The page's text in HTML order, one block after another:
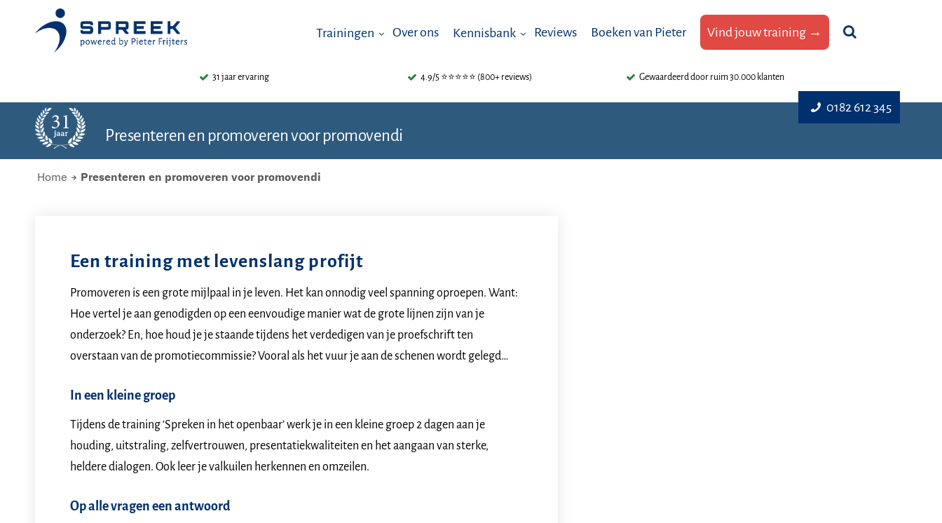
Trainingen Over ons Kennisbank Reviews Boeken van Pieter Vind jouw training →
0182 612 345
31 jaar ervaring 4.9/5 ⭐⭐⭐⭐⭐ (800+ reviews) Gewaardeerd door ruim 30.000 klanten
Presenteren en promoveren voor promovendi
Home Presenteren en promoveren voor promovendi
Een training met levenslang profijt
Promoveren is een grote mijlpaal in je leven. Het kan onnodig veel spanning oproepen. Want:
Hoe vertel je aan genodigden op een eenvoudige manier wat de grote lijnen zijn van je
onderzoek? En, hoe houd je je staande tijdens het verdedigen van je proefschrift ten
overstaan van de promotiecommissie? Vooral als het vuur je aan de schenen wordt gelegd…
In een kleine groep
Tijdens de training ‘Spreken in het openbaar’ werk je in een kleine groep 2 dagen aan je
houding, uitstraling, zelfvertrouwen, presentatiekwaliteiten en het aangaan van sterke,
heldere dialogen. Ook leer je valkuilen herkennen en omzeilen.
Op alle vragen een antwoord